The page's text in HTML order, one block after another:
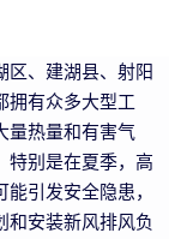
区、建湖县、射阳
拥有众多大型工
量热量和有害气
特别是在夏季，高
引发安全隐患，
和安装新风排风负